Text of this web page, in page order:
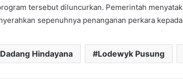
tersebut diluncurkan. Pemerintah
sepenuhnya penanganan perkara
Dadang Hindayana Lodewyk Pusung